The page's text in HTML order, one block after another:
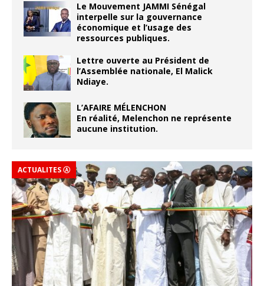
Le Mouvement JAMMI Sénégal
interpelle sur la gouvernance
économique et l’usage des
ressources publiques.
Lettre ouverte au Président de
l’Assemblée nationale, El Malick
Ndiaye.
L’AFAIRE MÉLENCHON
En réalité, Melenchon ne représente
aucune institution.
ACTUALITES Ⓐ